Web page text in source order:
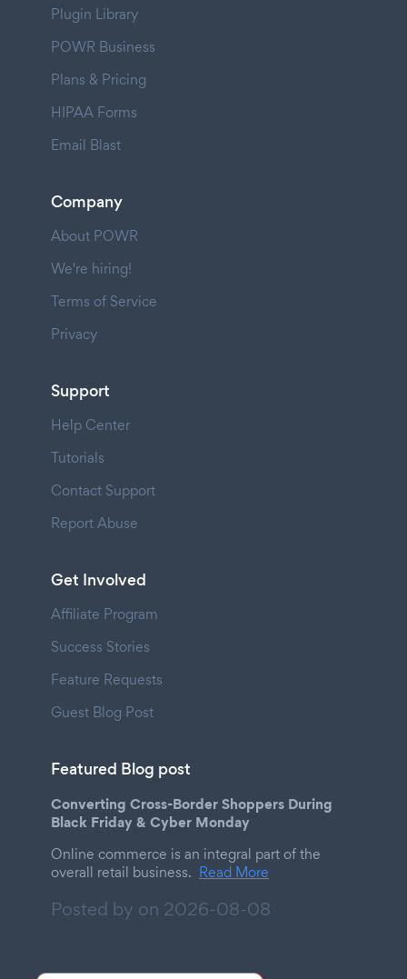
Plugin Library
POWR Business
Plans & Pricing
HIPAA Forms
Email Blast
Company
About POWR
We're hiring!
Terms of Service
Privacy
Support
Help Center
Tutorials
Contact Support
Report Abuse
Get Involved
Affiliate Program
Success Stories
Feature Requests
Guest Blog Post
Featured Blog post
Converting Cross-Border Shoppers During
Black Friday & Cyber Monday
Online commerce is an integral part of the
overall retail business. Read More
Posted by on 2026-08-08